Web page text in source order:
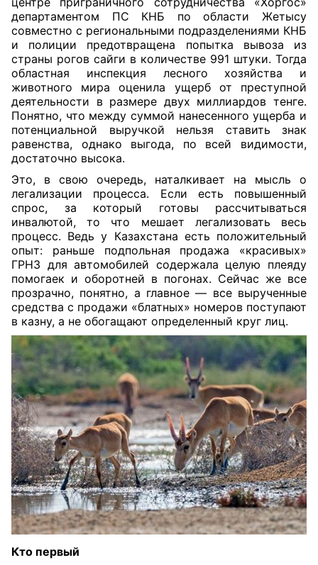
департаментом ПС КНБ по области Жетысу
совместно с региональными подразделениями КНБ
и полиции предотвращена попытка вывоза из
страны рогов сайги в количестве 991 штуки. Тогда
областная инспекция лесного хозяйства и
животного мира оценила ущерб от преступной
деятельности в размере двух миллиардов тенге.
Понятно, что между суммой нанесенного ущерба и
потенциальной выручкой нельзя ставить знак
равенства, однако выгода, по всей видимости,
достаточно высока.
Это, в свою очередь, наталкивает на мысль о
легализации процесса. Если есть повышенный
спрос, за который готовы рассчитываться
инвалютой, то что мешает легализовать весь
процесс. Ведь у Казахстана есть положительный
опыт: раньше подпольная продажа «красивых»
ГРНЗ для автомобилей содержала целую плеяду
помогаек и оборотней в погонах. Сейчас же все
прозрачно, понятно, а главное — все вырученные
средства с продажи «блатных» номеров поступают
в казну, а не обогащают определенный круг лиц.
Кто первый